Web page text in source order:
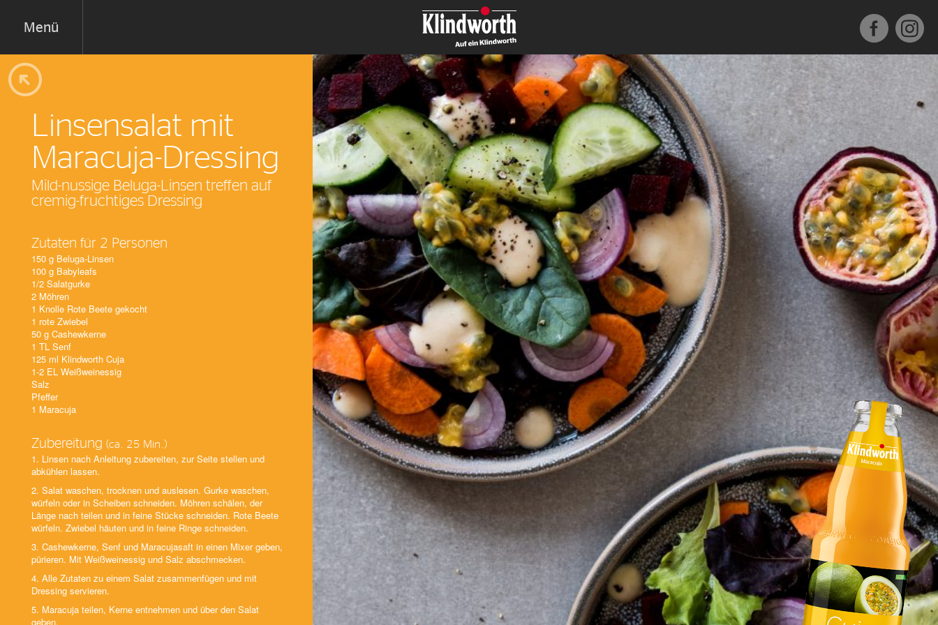
Menü
Linsensalat mit
Maracuja-Dressing
Mild-nussige Beluga-Linsen treffen auf
cremig-fruchtiges Dressing
Zutaten für 2 Personen
150 g Beluga-Linsen
100 g Babyleafs
1/2 Salatgurke
2 Möhren
1 Knolle Rote Beete gekocht
1 rote Zwiebel
50 g Cashewkerne
1 TL Senf
125 ml Klindworth Cuja
1-2 EL Weißweinessig
Salz
Pfeffer
1 Maracuja
Zubereitung (ca. 25 Min.)
1. Linsen nach Anleitung zubereiten, zur Seite stellen und
abkühlen lassen.
2. Salat waschen, trocknen und auslesen. Gurke waschen,
würfeln oder in Scheiben schneiden. Möhren schälen, der
Länge nach teilen und in feine Stücke schneiden. Rote Beete
würfeln. Zwiebel häuten und in feine Ringe schneiden.
3. Cashewkerne, Senf und Maracujasaft in einen Mixer geben,
pürieren. Mit Weißweinessig und Salz abschmecken.
4. Alle Zutaten zu einem Salat zusammenfügen und mit
Dressing servieren.
5. Maracuja teilen, Kerne entnehmen und über den Salat
geben.